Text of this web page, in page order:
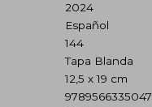
2024
Español
144
Tapa Blanda
12,5 x 19 cm
9789566335047